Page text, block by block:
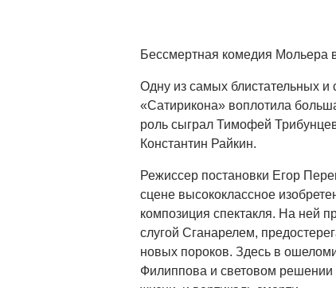
Бессмертная комедия Мольера
Одну из самых блистательных и
«Сатирикона» воплотила
роль сыграл Тимофей
Константин Райкин.
Режиссер постановки Егор
сцене высококлассное
композиция спектакля. На ней
слугой Сганарелем,
новых пороков. Здесь в
Филиппова и световом